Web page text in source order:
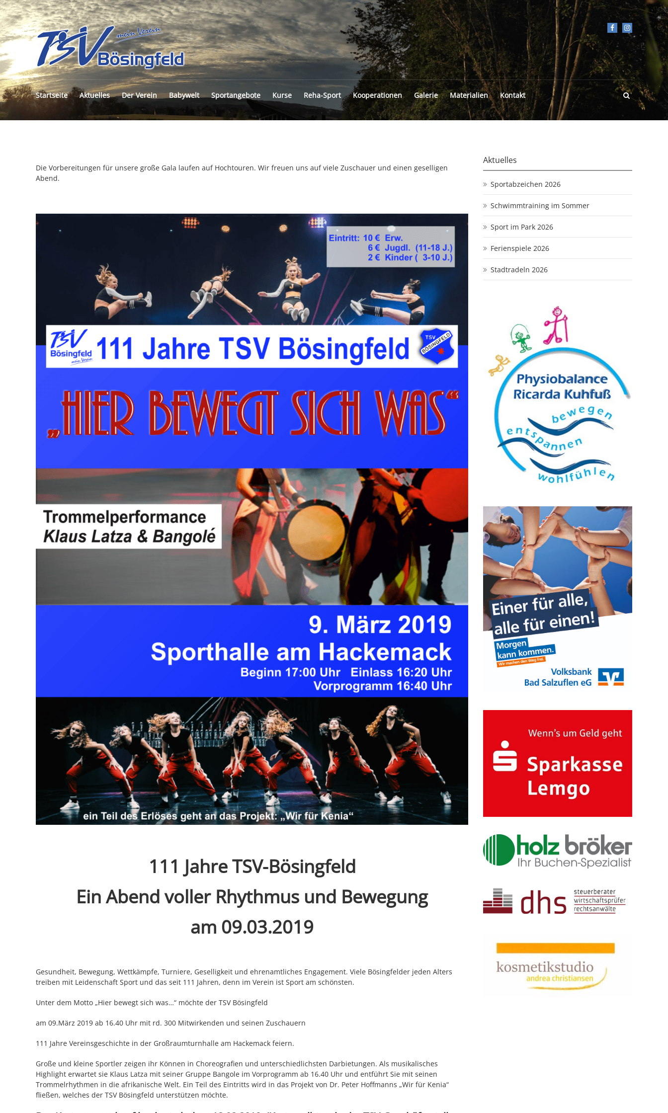
TSV
BÖSINGFELD
E.V.
Startseite Aktuelles Der Verein Babywelt Sportangebote Kurse Reha-Sport Kooperationen Galerie Materialien Kontakt
Die Vorbereitungen für unsere große Gala laufen auf Hochtouren. Wir freuen uns auf viele Zuschauer und einen geselligen
Abend.
111 Jahre TSV-Bösingfeld
Ein Abend voller Rhythmus und Bewegung
am 09.03.2019
Gesundheit, Bewegung, Wettkämpfe, Turniere, Geselligkeit und ehrenamtliches Engagement. Viele Bösingfelder jeden Alters
treiben mit Leidenschaft Sport und das seit 111 Jahren, denn im Verein ist Sport am schönsten.
Unter dem Motto „Hier bewegt sich was…“ möchte der TSV Bösingfeld
am 09.März 2019 ab 16.40 Uhr mit rd. 300 Mitwirkenden und seinen Zuschauern
111 Jahre Vereinsgeschichte in der Großraumturnhalle am Hackemack feiern.
Große und kleine Sportler zeigen ihr Können in Choreografien und unterschiedlichsten Darbietungen. Als musikalisches
Highlight erwartet sie Klaus Latza mit seiner Gruppe Bangole im Vorprogramm ab 16.40 Uhr und entführt Sie mit seinen
Trommelrhythmen in die afrikanische Welt. Ein Teil des Eintritts wird in das Projekt von Dr. Peter Hoffmanns „Wir für Kenia“
fließen, welches der TSV Bösingfeld unterstützen möchte.
Aktuelles
Sportabzeichen 2026
Schwimmtraining im Sommer
Sport im Park 2026
Ferienspiele 2026
Stadtradeln 2026